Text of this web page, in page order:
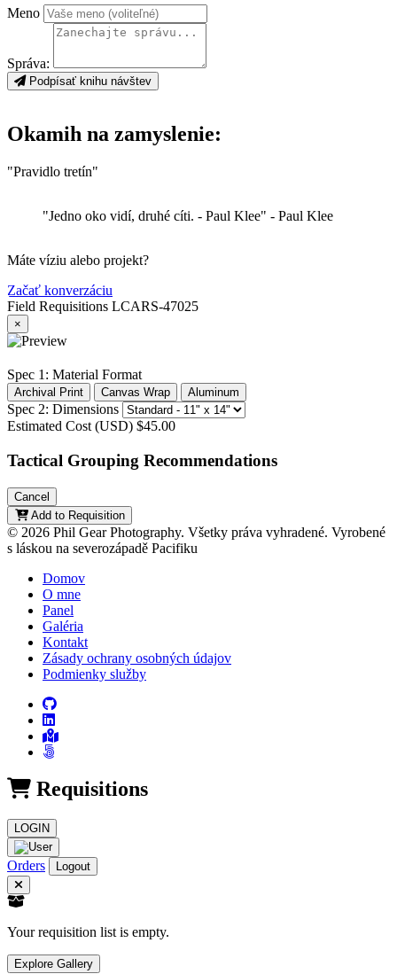
Meno
Správa:
Podpísať knihu návštev
Okamih na zamyslenie:
"Pravidlo tretín"
"Jedno oko vidí, druhé cíti. - Paul Klee" - Paul Klee
Máte víziu alebo projekt?
Začať konverzáciu
Field Requisitions LCARS-47025
×
Spec 1: Material Format
Archival Print Canvas Wrap Aluminum
Spec 2: Dimensions
Estimated Cost (USD) $45.00
Tactical Grouping Recommendations
Cancel
Add to Requisition
© 2026 Phil Gear Photography. Všetky práva vyhradené. Vyrobené
s láskou na severozápadě Pacifiku
Domov
O mne
Panel
Galéria
Kontakt
Zásady ochrany osobných údajov
Podmienky služby
Requisitions
LOGIN
Orders Logout
Your requisition list is empty.
Explore Gallery